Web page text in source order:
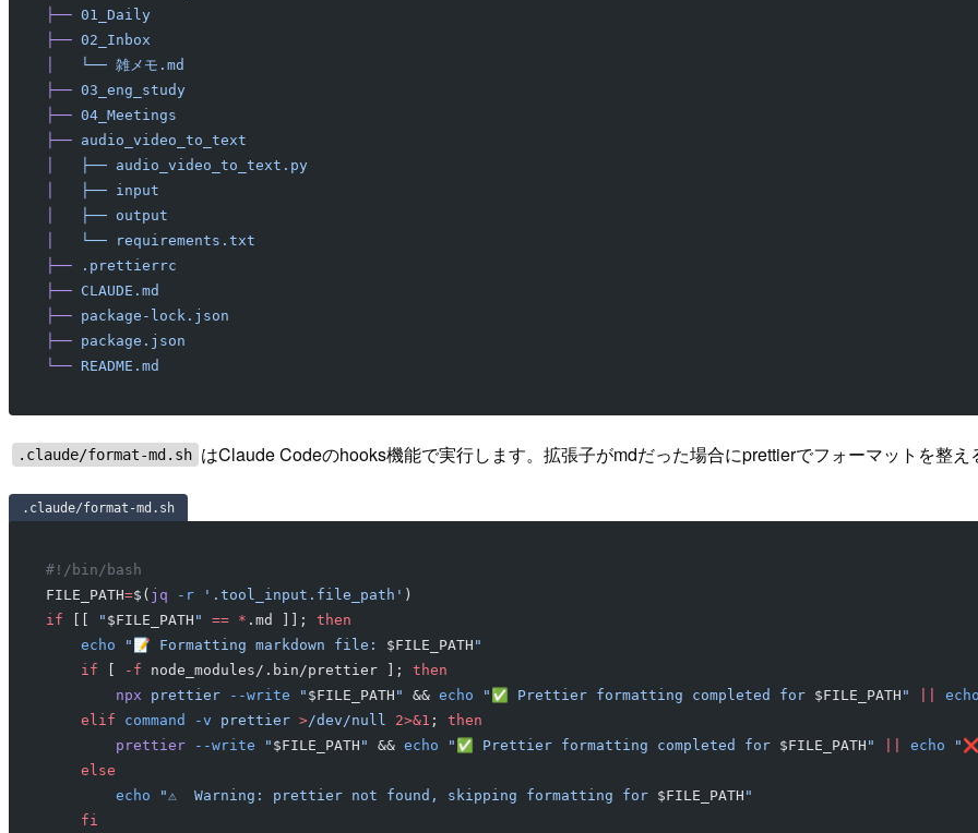
├── 01_Daily
├── 02_Inbox
   └──
雑メモ.md
├── 03_eng_study
├── 04_Meetings
├── audio_video_to_text
   ├──
audio_video_to_text.py
   ├──
input
   ├──
output
   └──
requirements.txt
├── .prettierrc
├── CLAUDE.md
├── package-lock.json
├── package.json
└── README.md
.claude/format-md.sh はClaude Codeのhooks機能で実行します。拡張子がmdだった場合にprettierでフォーマットを整え
.claude/format-md.sh
#!/bin/bash
FILE_PATH=$( jq -r '.tool_input.file_path' )
if
" $FILE_PATH " == * .md ]]; then
    echo
"📝 Formatting markdown file: $FILE_PATH "
    if
-f node_modules/.bin/prettier ]; then
        npx
prettier --write " $FILE_PATH " && echo "✅ Prettier formatting completed for $FILE_PATH " echo
    elif
command -v prettier >/dev/null 2>&1 ; then
        prettier
--write " $FILE_PATH " && echo "✅ Prettier formatting completed for $FILE_PATH " echo
    else
        echo
"⚠️  Warning: prettier not found, skipping formatting for $FILE_PATH "
    fi